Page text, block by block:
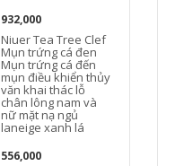
932,000
Niuer Tea Tree Clef
Mụn trứng cá đen
Mụn trứng cá đến
mụn điều khiển thủy
văn khai thác lỗ
chân lông nam và
nữ mặt nạ ngủ
laneige xanh lá
556,000